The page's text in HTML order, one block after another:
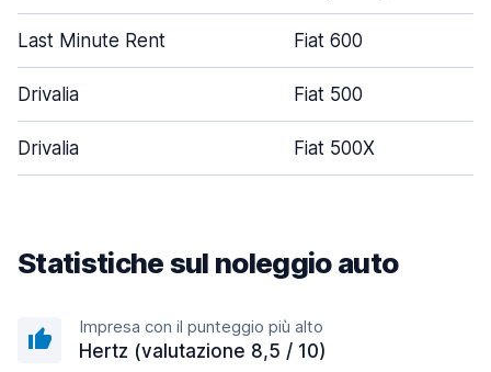
Last Minute Rent Fiat 600
Drivalia Fiat 500
Drivalia Fiat 500X
Statistiche sul noleggio auto
Impresa con il punteggio più alto
Hertz (valutazione 8,5 / 10)